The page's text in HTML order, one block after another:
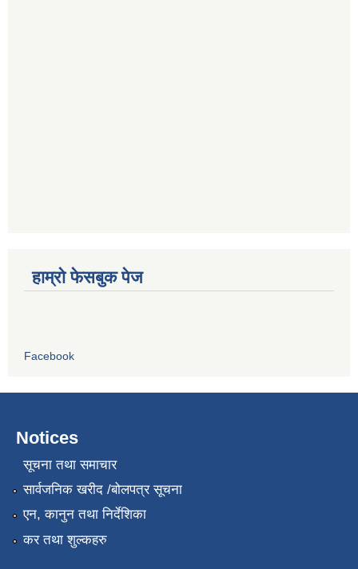
हाम्रो फेसबुक पेज
Facebook
Notices
सूचना तथा समाचार
सार्वजनिक खरीद /बोलपत्र सूचना
एन, कानुन तथा निर्देशिका
कर तथा शुल्कहरु